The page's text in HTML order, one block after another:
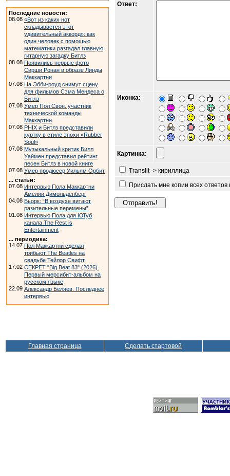
Последние новости:
08.08 «Вот из каких нот
складывается этот
удивительный аккорд»: как
один человек с помощью
математики разгадал главную
гитарную загадку Битлз
08.08 Появились первые фото
Сирши Ронан в образе Линды
Маккартни
07.08 На Эбби-роуд снимут сцену
для фильмов Сэма Мендеса о
Битлз
07.08 Умер Пол Свон, участник
технической команды
Маккартни
07.08 PHIX и Битлз представили
куртку в стиле эпохи «Rubber
Soul»
07.08 Музыкальный критик Билл
Уаймен представил рейтинг
песен Битлз в новой книге
07.08 Умер продюсер Уильям Орбит
... статьи:
07.08 Интервью Пола Маккартни
Амелии Димольденберг
04.08 Бьорк: “В воздухе витают
разительные перемены”
01.08 Интервью Пола для ЮТуб
канала The Rest is
Entertainment
... периодика:
14.07 Пол Маккартни сделал
трибьют The Beatles на
свадьбе Тейлор Свифт
17.02 СЕКРЕТ "Big Beat 83" (2026).
Первый мерсибит-альбом на
русском языке
22.09 Александр Беляев. Последнее
интервью
Ответ:
Иконка:
Картинка:
Translit -> кириллица
Прислать мне копии всех
Главная страница Сделать стартовой